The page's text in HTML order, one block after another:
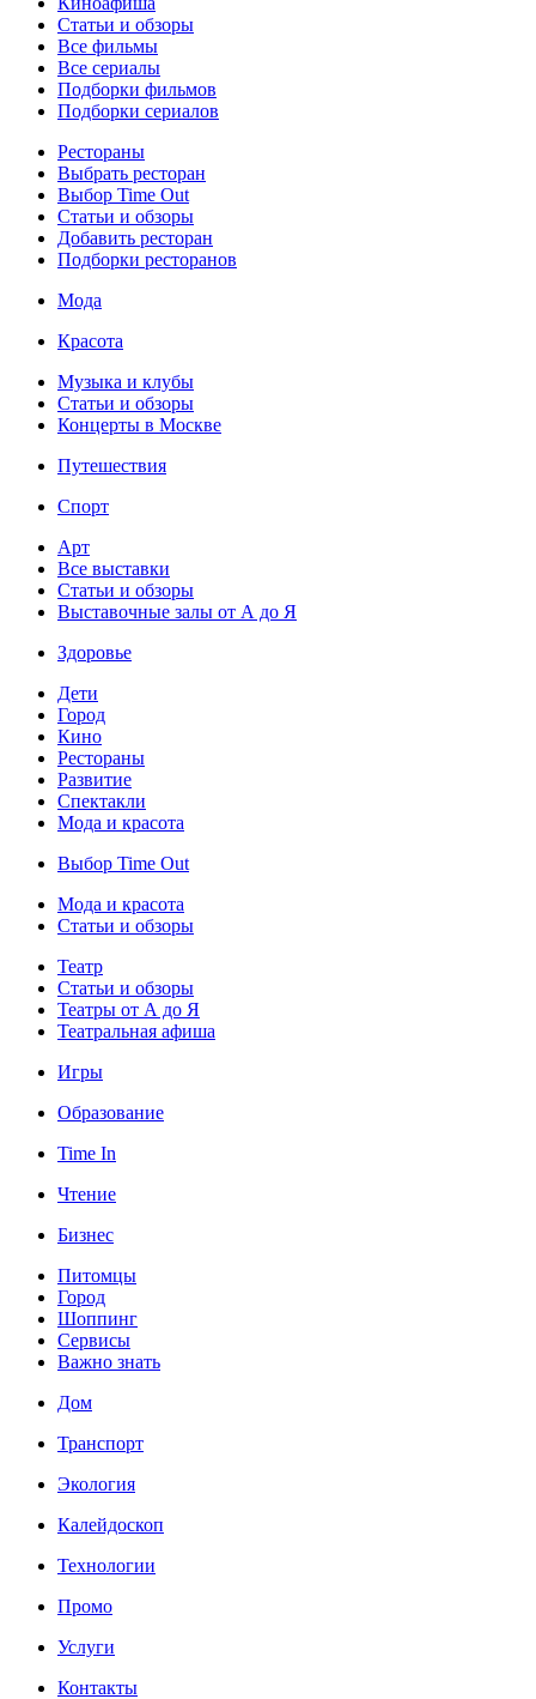
Статьи и обзоры
Все фильмы
Все сериалы
Подборки фильмов
Подборки сериалов
Рестораны
Выбрать ресторан
Выбор Time Out
Статьи и обзоры
Добавить ресторан
Подборки ресторанов
Мода
Красота
Музыка и клубы
Статьи и обзоры
Концерты в Москве
Путешествия
Спорт
Арт
Все выставки
Статьи и обзоры
Выставочные залы от А до Я
Здоровье
Дети
Город
Кино
Рестораны
Развитие
Спектакли
Мода и красота
Выбор Time Out
Мода и красота
Статьи и обзоры
Театр
Статьи и обзоры
Театры от А до Я
Театральная афиша
Игры
Образование
Time In
Чтение
Бизнес
Питомцы
Город
Шоппинг
Сервисы
Важно знать
Дом
Транспорт
Экология
Калейдоскоп
Технологии
Промо
Услуги
Контакты